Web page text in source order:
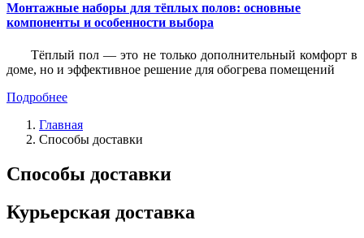
Монтажные наборы для тёплых полов: основные
компоненты и особенности выбора
Тёплый пол — это не только дополнительный комфорт в
доме, но и эффективное решение для обогрева помещений
Подробнее
Главная
Способы доставки
Способы доставки
Курьерская доставка